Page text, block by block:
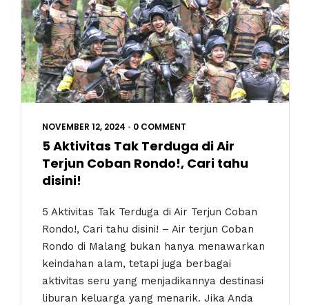
NOVEMBER 12, 2024 • 0 COMMENT
5 Aktivitas Tak Terduga di Air
Terjun Coban Rondo!, Cari tahu
disini!
5 Aktivitas Tak Terduga di Air Terjun Coban
Rondo!, Cari tahu disini! – Air terjun Coban
Rondo di Malang bukan hanya menawarkan
keindahan alam, tetapi juga berbagai
aktivitas seru yang menjadikannya destinasi
liburan keluarga yang menarik. Jika Anda